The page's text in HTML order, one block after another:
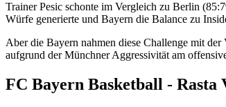
Trainer Pesic schonte im Vergleich zu Berlin
Würfe generierte und Bayern die Balance zu
Aber die Bayern nahmen diese Challenge mit
aufgrund der Münchner Aggressivität am
FC Bayern Basketball - Rasta